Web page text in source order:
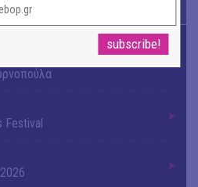
of the Γρουν | Οι Pink
Festival